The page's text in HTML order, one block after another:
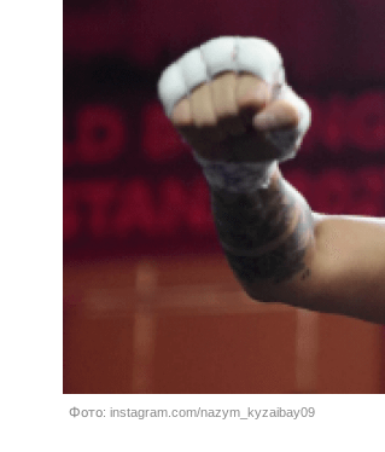
Фото: instagram.com/nazym_kyzaibay09